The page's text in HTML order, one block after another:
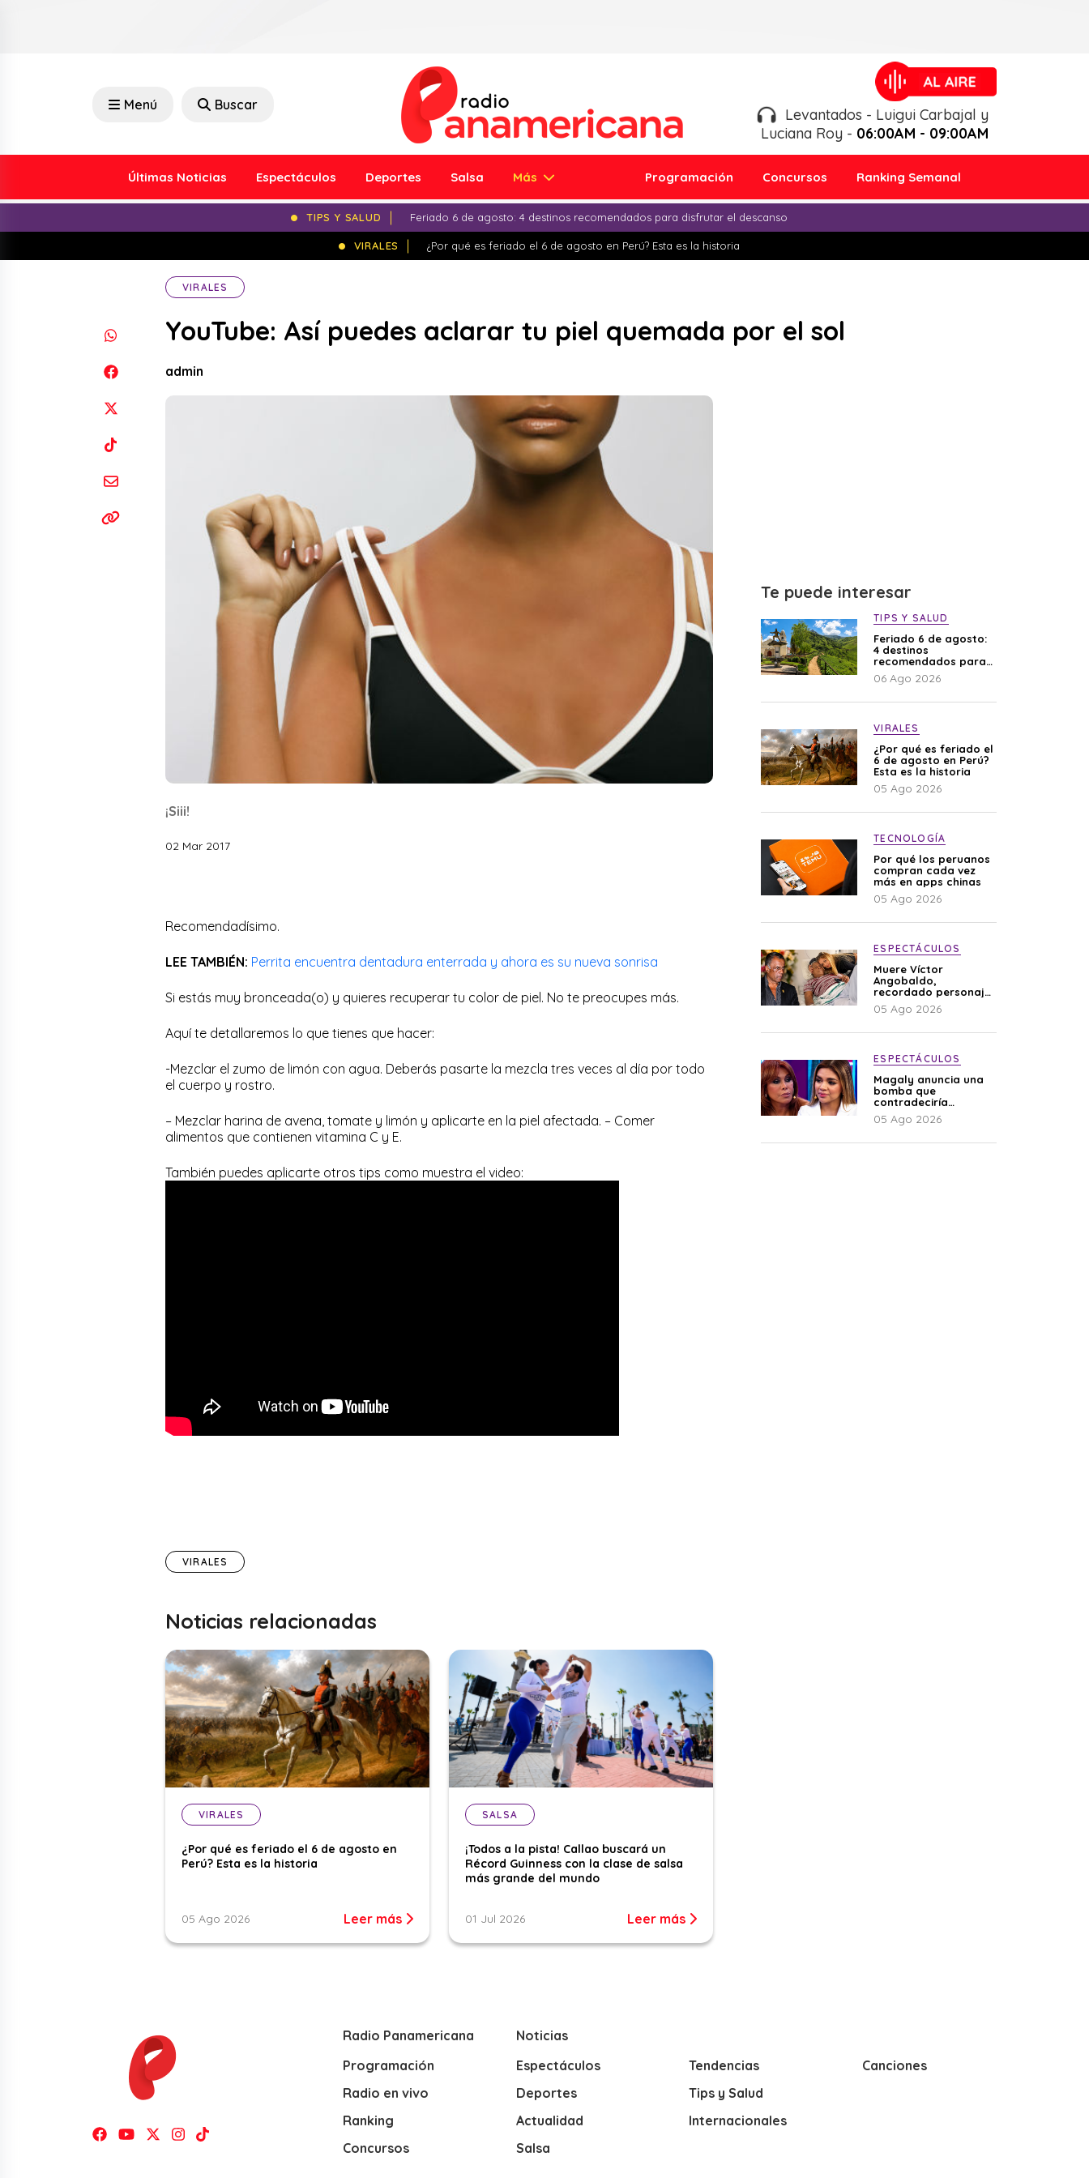
Menú Buscar
Levantados - Luigui Carbajal y
Luciana Roy - 06:00AM - 09:00AM
Últimas Noticias Espectáculos Deportes Salsa Más Programación Concursos Ranking Semanal
TIPS Y SALUD Feriado 6 de agosto: 4 destinos recomendados para disfrutar el descanso
VIRALES ¿Por qué es feriado el 6 de agosto en Perú? Esta es la historia
VIRALES
YouTube: Así puedes aclarar tu piel quemada por el sol
admin
¡Siii!
02 Mar 2017
Recomendadísimo.
LEE TAMBIÉN: Perrita encuentra dentadura enterrada y ahora es su nueva sonrisa
Si estás muy bronceada(o) y quieres recuperar tu color de piel. No te preocupes más.
Aquí te detallaremos lo que tienes que hacer:
-Mezclar el zumo de limón con agua. Deberás pasarte la mezcla tres veces al día por todo
el cuerpo y rostro.
– Mezclar harina de avena, tomate y limón y aplicarte en la piel afectada. – Comer
alimentos que contienen vitamina C y E.
También puedes aplicarte otros tips como muestra el video:
VIRALES
Noticias relacionadas
VIRALES
¿Por qué es feriado el 6 de agosto en
Perú? Esta es la historia
05 Ago 2026 Leer más
SALSA
¡Todos a la pista! Callao buscará un
Récord Guinness con la clase de salsa
más grande del mundo
01 Jul 2026 Leer más
Te puede interesar
TIPS Y SALUD
Feriado 6 de agosto:
4 destinos
recomendados para
disfrutar el descanso
06 Ago 2026
VIRALES
¿Por qué es feriado el
6 de agosto en Perú?
Esta es la historia
05 Ago 2026
TECNOLOGÍA
Por qué los peruanos
compran cada vez
más en apps chinas
05 Ago 2026
ESPECTÁCULOS
Muere Víctor
Angobaldo,
recordado personaje
de la farándula y
expareja de Shirley
05 Ago 2026
ESPECTÁCULOS
Magaly anuncia una
bomba que
contradeciría
comunicado de La
Bella Luz: “Hay un
05 Ago 2026
Radio Panamericana
Programación
Radio en vivo
Ranking
Concursos
Noticias
Espectáculos
Deportes
Actualidad
Salsa
Tendencias
Tips y Salud
Internacionales
Canciones